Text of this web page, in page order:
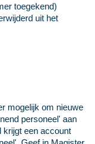
toegekend)
uit het
mogelijk om nieuwe
personeel' aan
krijgt een account